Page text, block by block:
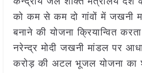
को कम से कम दो गांवों में जखनी
बनाने की योजना क्रियान्वित
नरेन्द्र मोदी जखनी मांडल पर
करोड़ की अटल भूजल योजना का